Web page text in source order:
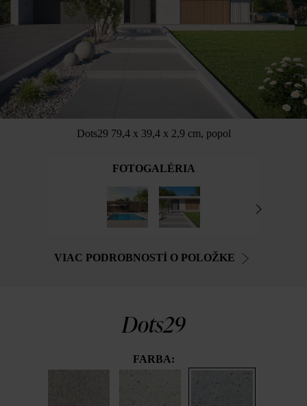
Dots29 79,4 x 39,4 x 2,9 cm, popol
FOTOGALÉRIA
VIAC PODROBNOSTÍ O POLOŽKE
Dots29
FARBA: